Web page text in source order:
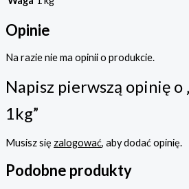
Opinie
Na razie nie ma opinii o produkcie.
Napisz pierwszą opinię o
1kg”
Musisz się zalogować, aby dodać opinię.
Podobne produkty